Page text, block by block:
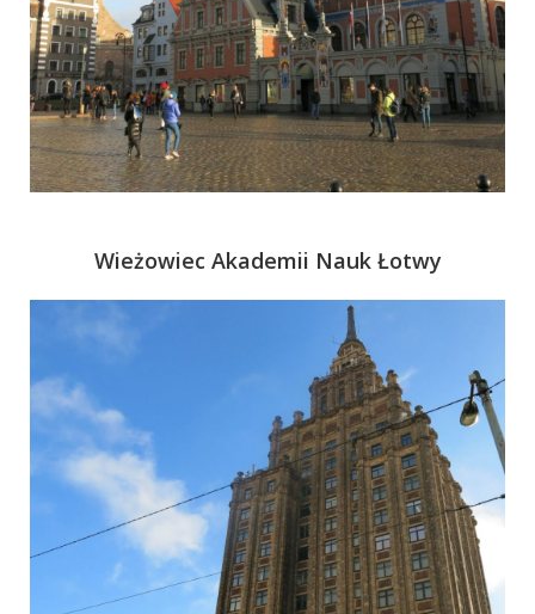
Wieżowiec Akademii Nauk Łotwy